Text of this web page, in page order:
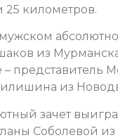
25 километров.
из Мурманска
– представитель
из
зачет
Соболевой